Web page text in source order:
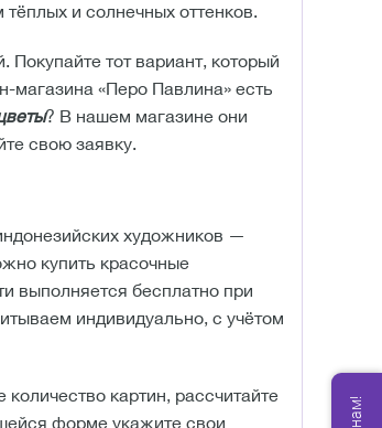
и солнечных оттенков.
Покупайте тот вариант, который
магазина «Перо Павлина» есть
? В нашем магазине они
свою заявку.
художников —
купить красочные
выполняется бесплатно при
индивидуально, с учётом
картин, рассчитайте
форме укажите свои